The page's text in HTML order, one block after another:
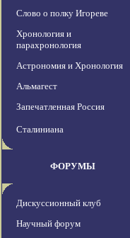
Слово о полку Игореве
Хронология и
парахронология
Астрономия и Хронология
Альмагест
Запечатленная Россия
Сталиниана
ФОРУМЫ
Дискуссионный клуб
Научный форум